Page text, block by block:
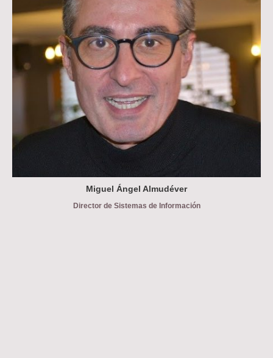
Miguel Ángel Almudéver
Director de Sistemas de Información